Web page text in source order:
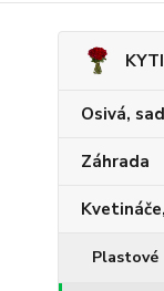
Osivá,
Záhrada
Plastové